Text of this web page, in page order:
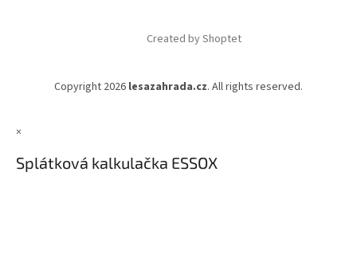
Created by Shoptet
Copyright 2026 lesazahrada.cz. All rights reserved.
×
Splátková kalkulačka ESSOX